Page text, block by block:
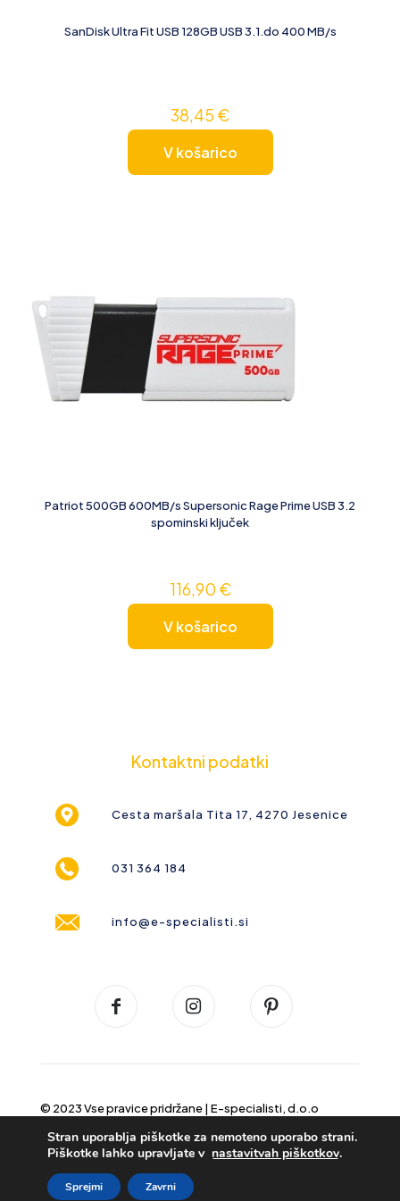
SanDisk Ultra Fit USB 128GB USB 3.1.do 400 MB/s
38,45 €
V košarico
Patriot 500GB 600MB/s Supersonic Rage Prime USB 3.2
spominski ključek
116,90 €
V košarico
Kontaktni podatki
Cesta maršala Tita 17, 4270 Jesenice
031 364 184
info@e-specialisti.si
© 2023 Vse pravice pridržane | E-specialisti, d.o.o
Stran uporablja piškotke za nemoteno uporabo strani.
Piškotke lahko upravljate v nastavitvah piškotkov.
Sprejmi Zavrni